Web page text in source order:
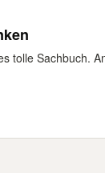
tolle Sachbuch.